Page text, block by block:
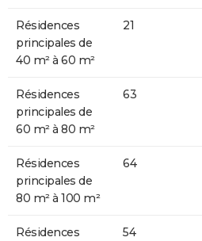
Résidences
principales de
40 m² à 60 m²
21
Résidences
principales de
60 m² à 80 m²
63
Résidences
principales de
80 m² à 100 m²
64
Résidences
54